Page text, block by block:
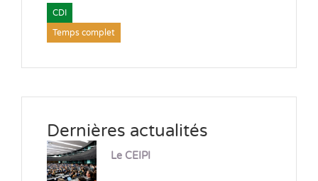
CDI
Temps complet
Dernières actualités
Le CEIPI